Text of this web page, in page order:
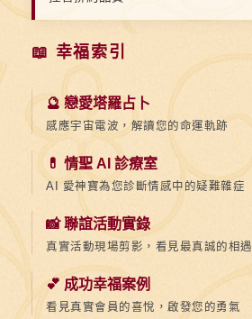
📖 幸福索引
🔮 戀愛塔羅占卜
感應宇宙電波，解讀您的命運軌跡
💊 情聖 AI 診療室
AI 愛神寶為您診斷情感中的疑難雜症
📸 聯誼活動實錄
真實活動現場剪影，看見最真誠的相遇
💕 成功幸福案例
看見真實會員的喜悅，啟發您的勇氣